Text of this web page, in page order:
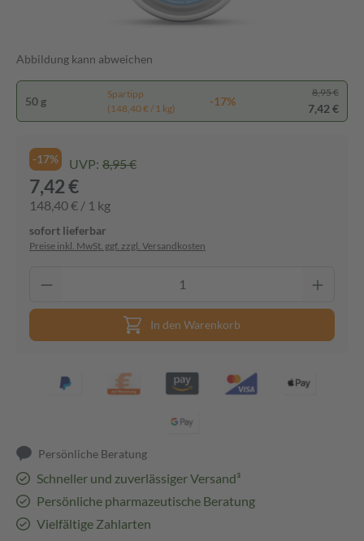
Abbildung kann abweichen
50 g
Spartipp
(148,40 € / 1 kg)
-17%
8,95 €
7,42 €
-17% UVP: 8,95 €
7,42 €
148,40 € / 1 kg
sofort lieferbar
Preise inkl. MwSt. ggf. zzgl. Versandkosten
In den Warenkorb
Persönliche Beratung
Schneller und zuverlässiger Versand³
Persönliche pharmazeutische Beratung
Vielfältige Zahlarten